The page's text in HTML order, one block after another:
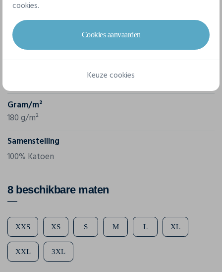
Merk
Native Spirit
Gram/m²
180 g/m²
Samenstelling
100% Katoen
8 beschikbare maten
XXS XS S M L XL
XXL 3XL
cookies.
Cookies aanvaarden
Keuze cookies